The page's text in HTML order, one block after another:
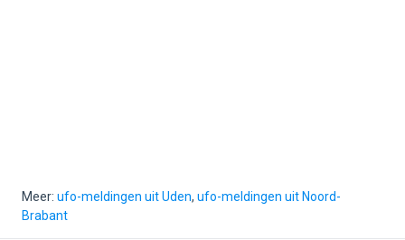
Meer: ufo-meldingen uit Uden, ufo-meldingen uit Noord-
Brabant